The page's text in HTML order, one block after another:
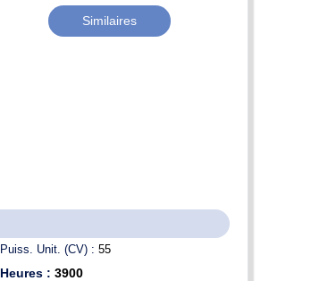
Similaires
Puiss. Unit. (CV) : 55
Heures : 3900